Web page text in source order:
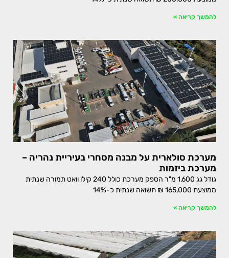
להמשך קריאה »
מערכת סולארית על מבנה מסחרי בעיריית נהריה –
מערכת ביזמות
גודל גג 1,600 מ"ר הספק מערכת כולל 240 קילו וואט תמורה שנתית
ממוצעת 165,000 ₪ תשואה שנתית כ-14%
להמשך קריאה »